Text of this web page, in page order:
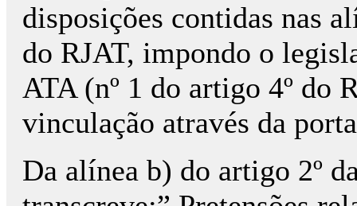
disposições contidas nas
do RJAT, impondo o
ATA (nº 1 do artigo 4º do
vinculação através da
Da alínea b) do artigo 2º